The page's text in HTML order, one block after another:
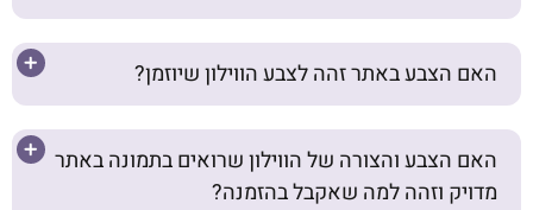
האם הצבע באתר זהה לצבע הווילון שיוזמן?
האם הצבע והצורה של הווילון שרואים בתמונה באתר
מדויק וזהה למה שאקבל בהזמנה?